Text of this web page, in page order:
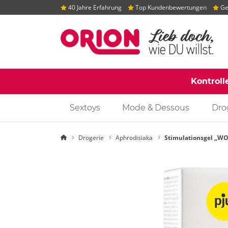
40 Jahre Erfahrung Top Kundenbewertungen
Sextoys Mode & Dessous
Startseite
Drogerie Aphrodisiaka Stimulationsgel